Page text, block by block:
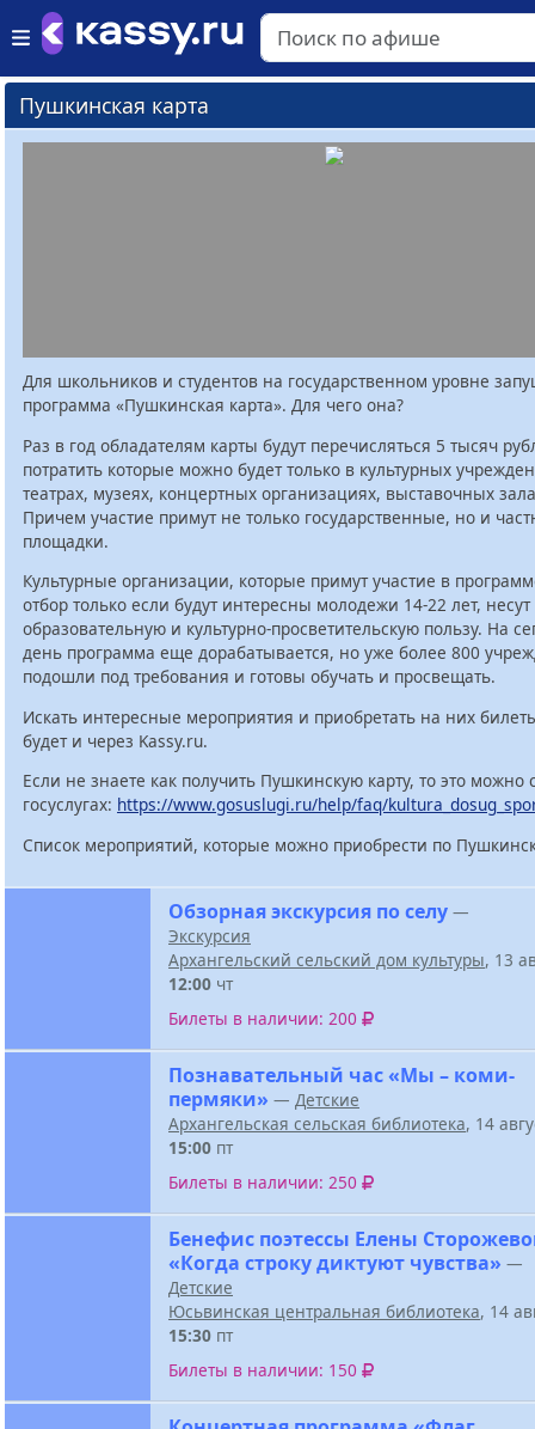
Пушкинская карта
Для школьников и студентов на государственном уровне
программа «Пушкинская карта». Для чего она?
Раз в год обладателям карты будут перечисляться 5 тысяч
потратить которые можно будет только в культурных
театрах, музеях, концертных организациях, выставочных
Причем участие примут не только государственные, но и
площадки.
Культурные организации, которые примут участие в
отбор только если будут интересны молодежи 14-22 лет,
образовательную и культурно-просветительскую пользу. На
день программа еще дорабатывается, но уже более 800
подошли под требования и готовы обучать и просвещать.
Искать интересные мероприятия и приобретать на них
будет и через Kassy.ru.
Если не знаете как получить Пушкинскую карту, то это можно
госуслугах: https://www.gosuslugi.ru/help/faq/
Список мероприятий, которые можно приобрести по
Обзорная экскурсия по селу —
Экскурсия
Архангельский сельский дом культуры, 13
12:00 чт
Билеты в наличии: 200
Познавательный час «Мы – коми-
пермяки» — Детские
Архангельская сельская библиотека, 14
15:00 пт
Билеты в наличии: 250
Бенефис поэтессы Елены
«Когда строку диктуют чувства» —
Детские
Юсьвинская центральная библиотека, 14
15:30 пт
Билеты в наличии: 150